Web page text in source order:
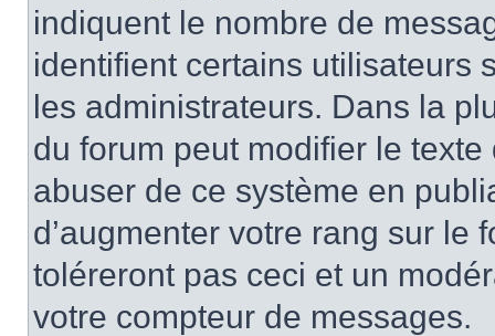
indiquent le nombre de
identifient certains utilisateurs
les administrateurs. Dans la
du forum peut modifier le
abuser de ce système en
d’augmenter votre rang sur le
toléreront pas ceci et un
votre compteur de messages.